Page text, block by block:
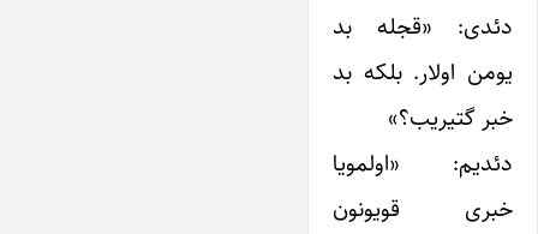
دئدی: «قجله بد
یومن اولار. بلکه بد
خبر گتیریب؟»
دئدیم: «اولمویا
خبری قویونون